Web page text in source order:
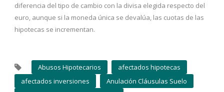
diferencia del tipo de cambio con la divisa elegida respecto del
euro, aunque si la moneda única se devalúa, las cuotas de las
hipotecas se incrementan.
Abusos Hipotecarios
afectados hipotecas
afectados inversiones
Anulación Cláusulas Suelo